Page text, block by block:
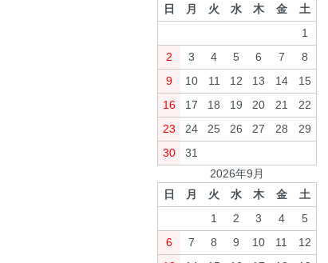
日
月 火 水 木 金
土
1
2
3 4 5 6 7
8
9
10 11 12 13 14
15
16
17 18 19 20 21
22
23
24 25 26 27 28
29
30
31
2026年9月
日
月 火 水 木 金
土
1
2 3 4
5
6
7 8 9 10 11
12